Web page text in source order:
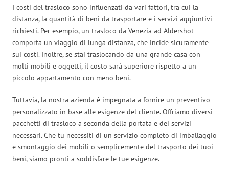
I costi del trasloco sono influenzati da vari fattori, tra cui la
distanza, la quantità di beni da trasportare e i servizi aggiuntivi
richiesti. Per esempio, un trasloco da Venezia ad Aldershot
comporta un viaggio di lunga distanza, che incide sicuramente
sui costi. Inoltre, se stai traslocando da una grande casa con
molti mobili e oggetti, il costo sarà superiore rispetto a un
piccolo appartamento con meno beni.
Tuttavia, la nostra azienda è impegnata a fornire un preventivo
personalizzato in base alle esigenze del cliente. Offriamo diversi
pacchetti di trasloco a seconda della portata e dei servizi
necessari. Che tu necessiti di un servizio completo di imballaggio
e smontaggio dei mobili o semplicemente del trasporto dei tuoi
beni, siamo pronti a soddisfare le tue esigenze.